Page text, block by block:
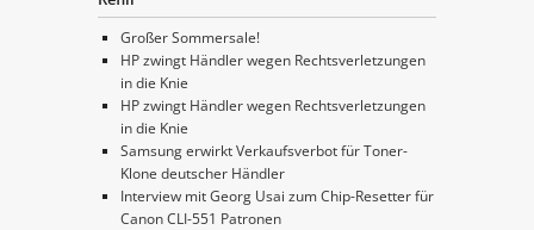
Großer Sommersale!
HP zwingt Händler wegen Rechtsverletzungen
in die Knie
HP zwingt Händler wegen Rechtsverletzungen
in die Knie
Samsung erwirkt Verkaufsverbot für Toner-
Klone deutscher Händler
Interview mit Georg Usai zum Chip-Resetter für
Canon CLI-551 Patronen